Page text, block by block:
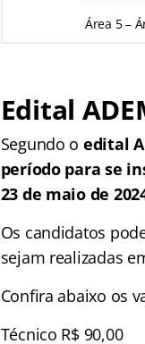
Área 5 –
Edital
Segundo o edital
período para se
23 de maio de
Os candidatos
sejam realizadas
Confira abaixo os
Técnico R$ 90,00